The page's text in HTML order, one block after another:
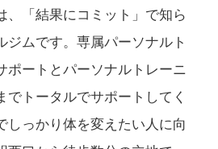
、「結果にコミット」で知ら
ジムです。専属パーソナルト
ポートとパーソナルトレーニ
でトータルでサポートしてく
しっかり体を変えたい人に向